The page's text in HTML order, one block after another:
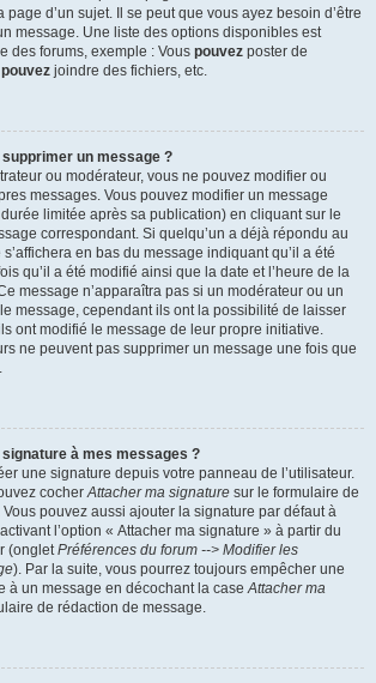
d’un sujet. Il se peut que vous ayez besoin d’être
message. Une liste des options disponibles est
des forums, exemple : Vous pouvez poster de
pouvez joindre des fichiers, etc.
un message ?
ou modérateur, vous ne pouvez modifier ou
messages. Vous pouvez modifier un message
limitée après sa publication) en cliquant sur le
correspondant. Si quelqu’un a déjà répondu au
en bas du message indiquant qu’il a été
qu’il a été modifié ainsi que la date et l’heure de la
message n’apparaîtra pas si un modérateur ou un
message, cependant ils ont la possibilité de laisser
ont modifié le message de leur propre initiative.
ne peuvent pas supprimer un message une fois que
à mes messages ?
une signature depuis votre panneau de l’utilisateur.
cocherAttacher ma signature sur le formulaire de
pouvez aussi ajouter la signature par défaut à
l’option « Attacher ma signature » à partir du
(ongletPréférences du forum --> Modifier les
). Par la suite, vous pourrez toujours empêcher une
à un message en décochant la caseAttacher ma
de rédaction de message.